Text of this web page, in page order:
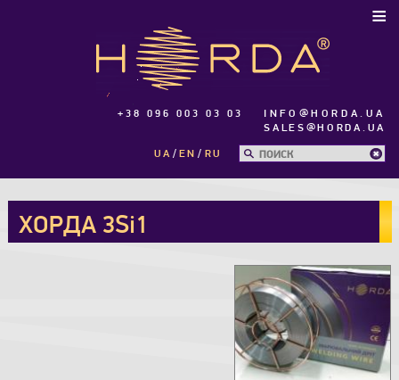
+38 096 003 03 03
INFO@HORDA.UA
SALES@HORDA.UA
UA
EN RU
≡
ХОРДА 3Si1